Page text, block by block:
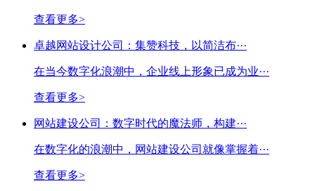
查看更多>
卓越网站设计公司：集赞科技，以简洁布···
在当今数字化浪潮中，企业线上形象已成为业···
查看更多>
网站建设公司：数字时代的魔法师，构建···
在数字化的浪潮中，网站建设公司就像掌握着···
查看更多>